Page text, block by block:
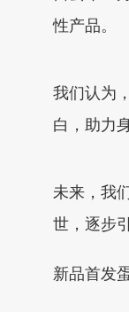
性产品。
我们认为
白，助力
未来，我
世，逐步
新品首发